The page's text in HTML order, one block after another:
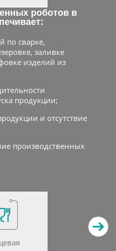
роботов в
по сварке,
заливке
изделий из
продукции;
и отсутствие
производственных